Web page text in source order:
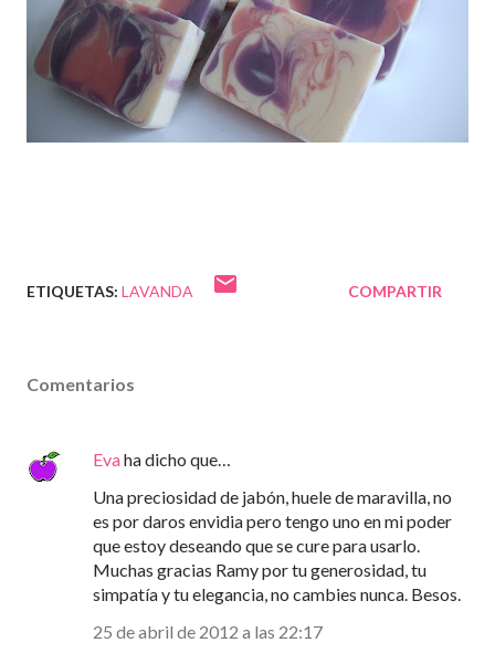
ETIQUETAS: LAVANDA COMPARTIR
Comentarios
Evaha dicho que…
Una preciosidad de jabón, huele de maravilla, no
es por daros envidia pero tengo uno en mi poder
que estoy deseando que se cure para usarlo.
Muchas gracias Ramy por tu generosidad, tu
simpatía y tu elegancia, no cambies nunca. Besos.
25 de abril de 2012 a las 22:17